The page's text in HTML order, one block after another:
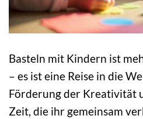
Basteln mit Kindern ist
– es ist eine Reise in die
Förderung der Kreativität
Zeit, die ihr gemeinsam